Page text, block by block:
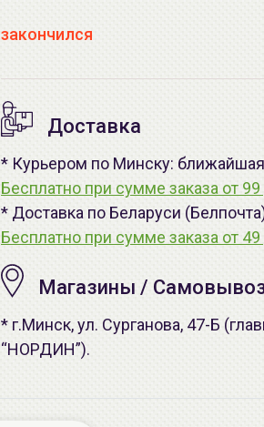
закончился
Доставка
* Курьером по Минску: ближайшая
Бесплатно при сумме заказа от 99
* Доставка по Беларуси
Бесплатно при сумме заказа от 49
Магазины /
* г.Минск, ул. Сурганова, 47-Б
“НОРДИН”).